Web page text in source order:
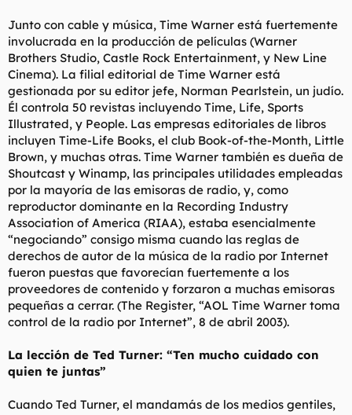
Junto con cable y música, Time Warner está fuertemente
involucrada en la producción de películas (Warner
Brothers Studio, Castle Rock Entertainment, y New Line
Cinema). La filial editorial de Time Warner está
gestionada por su editor jefe, Norman Pearlstein, un judío.
Él controla 50 revistas incluyendo Time, Life, Sports
Illustrated, y People. Las empresas editoriales de libros
incluyen Time-Life Books, el club Book-of-the-Month, Little
Brown, y muchas otras. Time Warner también es dueña de
Shoutcast y Winamp, las principales utilidades empleadas
por la mayoría de las emisoras de radio, y, como
reproductor dominante en la Recording Industry
Association of America (RIAA), estaba esencialmente
“negociando” consigo misma cuando las reglas de
derechos de autor de la música de la radio por Internet
fueron puestas que favorecían fuertemente a los
proveedores de contenido y forzaron a muchas emisoras
pequeñas a cerrar. (The Register, “AOL Time Warner toma
control de la radio por Internet”, 8 de abril 2003).
La lección de Ted Turner: “Ten mucho cuidado con
quien te juntas”
Cuando Ted Turner, el mandamás de los medios gentiles,